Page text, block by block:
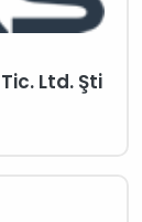
Ltd. Şti